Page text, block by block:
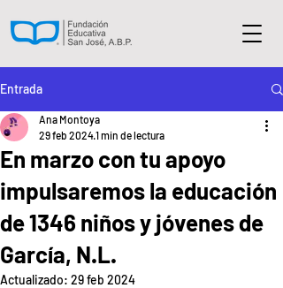
Entrada
En marzo con tu apoyo
impulsaremos la educación
de 1346 niños y jóvenes de
García, N.L.
Ana Montoya
29 feb 20241 min de lectura
Actualizado: 29 feb 2024